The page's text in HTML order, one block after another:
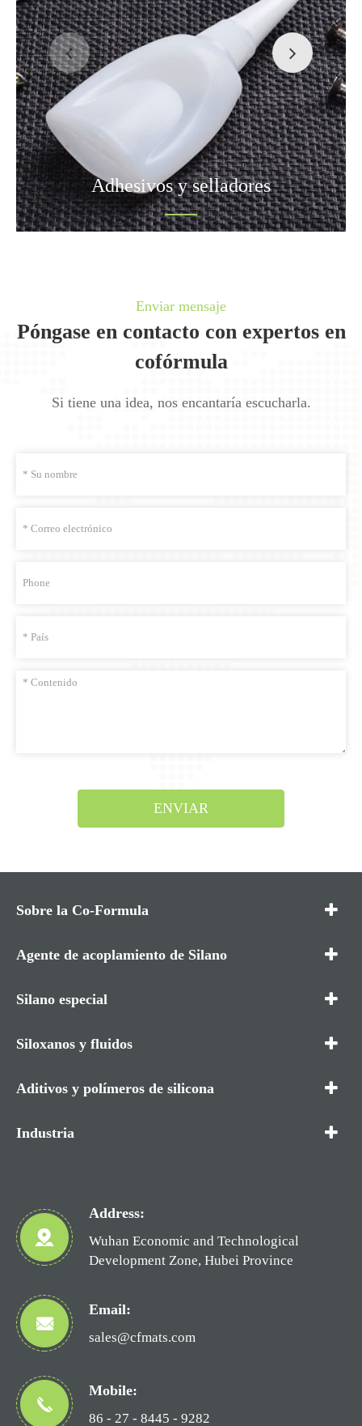
Adhesivos y selladores
Enviar mensaje
Póngase en contacto con expertos en
cofórmula
Si tiene una idea, nos encantaría escucharla.
ENVIAR
Sobre la Co-Formula
Agente de acoplamiento de Silano
Silano especial
Siloxanos y fluidos
Aditivos y polímeros de silicona
Industria
Address:
Wuhan Economic and Technological
Development Zone, Hubei Province
Email:
sales@cfmats.com
Mobile:
86 - 27 - 8445 - 9282